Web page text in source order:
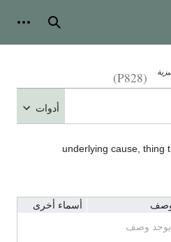
بحث
(P828)
أدوات
underlying cause, thing
أسماء أخرى
يوجد وصف